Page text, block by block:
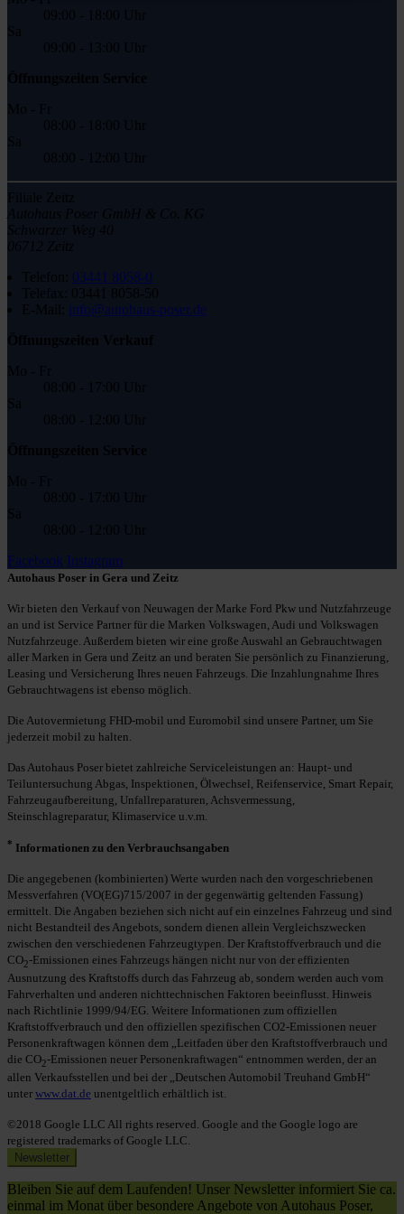
09:00 - 18:00 Uhr
Sa
09:00 - 13:00 Uhr
Öffnungszeiten Service
Mo - Fr
08:00 - 18:00 Uhr
Sa
08:00 - 12:00 Uhr
Filiale Zeitz
Autohaus Poser GmbH & Co. KG
Schwarzer Weg 40
06712 Zeitz
Telefon:
03441 8058-0
Telefax:
03441 8058-50
E-Mail:
info@autohaus-poser.de
Öffnungszeiten Verkauf
Mo - Fr
08:00 - 17:00 Uhr
Sa
08:00 - 12:00 Uhr
Öffnungszeiten Service
Mo - Fr
08:00 - 17:00 Uhr
Sa
08:00 - 12:00 Uhr
Facebook Instagram
Autohaus Poser in Gera und Zeitz
Wir bieten den Verkauf von Neuwagen der Marke Ford Pkw und Nutzfahrzeuge
an und ist Service Partner für die Marken Volkswagen, Audi und Volkswagen
Nutzfahrzeuge. Außerdem bieten wir eine große Auswahl an Gebrauchtwagen
aller Marken in Gera und Zeitz an und beraten Sie persönlich zu Finanzierung,
Leasing und Versicherung Ihres neuen Fahrzeugs. Die Inzahlungnahme Ihres
Gebrauchtwagens ist ebenso möglich.
Die Autovermietung FHD-mobil und Euromobil sind unsere Partner, um Sie
jederzeit mobil zu halten.
Das Autohaus Poser bietet zahlreiche Serviceleistungen an: Haupt- und
Teiluntersuchung Abgas, Inspektionen, Ölwechsel, Reifenservice, Smart Repair,
Fahrzeugaufbereitung, Unfallreparaturen, Achsvermessung,
Steinschlagreparatur, Klimaservice u.v.m.
* Informationen zu den Verbrauchsangaben
Die angegebenen (kombinierten) Werte wurden nach den vorgeschriebenen
Messverfahren (VO(EG)715/2007 in der gegenwärtig geltenden Fassung)
ermittelt. Die Angaben beziehen sich nicht auf ein einzelnes Fahrzeug und sind
nicht Bestandteil des Angebots, sondern dienen allein Vergleichszwecken
zwischen den verschiedenen Fahrzeugtypen. Der Kraftstoffverbrauch und die
CO2-Emissionen eines Fahrzeugs hängen nicht nur von der effizienten
Ausnutzung des Kraftstoffs durch das Fahrzeug ab, sondern werden auch vom
Fahrverhalten und anderen nichttechnischen Faktoren beeinflusst. Hinweis
nach Richtlinie 1999/94/EG. Weitere Informationen zum offiziellen
Kraftstoffverbrauch und den offiziellen spezifischen CO2-Emissionen neuer
Personenkraftwagen können dem „Leitfaden über den Kraftstoffverbrauch und
die CO2-Emissionen neuer Personenkraftwagen“ entnommen werden, der an
allen Verkaufsstellen und bei der „Deutschen Automobil Treuhand GmbH“
unter www.dat.de unentgeltlich erhältlich ist.
©2018 Google LLC All rights reserved. Google and the Google logo are
registered trademarks of Google LLC.
Newsletter
Bleiben Sie auf dem Laufenden! Unser Newsletter informiert Sie ca.
einmal im Monat über besondere Angebote von Autohaus Poser,